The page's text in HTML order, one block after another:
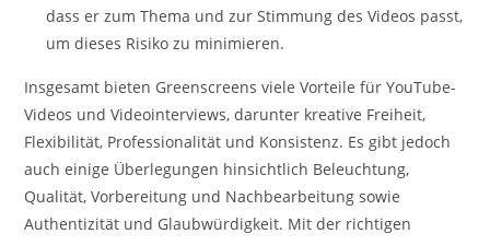
dass er zum Thema und zur Stimmung des Videos passt,
um dieses Risiko zu minimieren.
Insgesamt bieten Greenscreens viele Vorteile für YouTube-
Videos und Videointerviews, darunter kreative Freiheit,
Flexibilität, Professionalität und Konsistenz. Es gibt jedoch
auch einige Überlegungen hinsichtlich Beleuchtung,
Qualität, Vorbereitung und Nachbearbeitung sowie
Authentizität und Glaubwürdigkeit. Mit der richtigen